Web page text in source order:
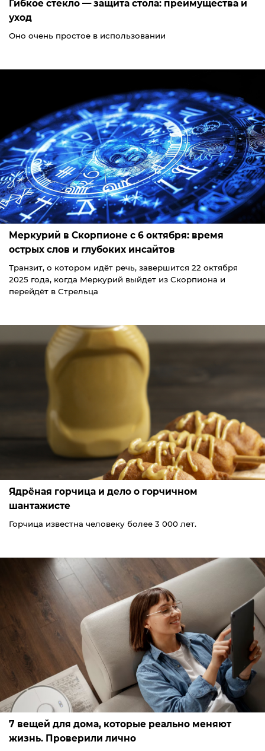
Гибкое стекло — защита стола: преимущества и
уход
Оно очень простое в использовании
Меркурий в Скорпионе с 6 октября: время
острых слов и глубоких инсайтов
Транзит, о котором идёт речь, завершится 22 октября
2025 года, когда Меркурий выйдет из Скорпиона и
перейдёт в Стрельца
Ядрёная горчица и дело о горчичном
шантажисте
Горчица известна человеку более 3 000 лет.
7 вещей для дома, которые реально меняют
жизнь. Проверили лично